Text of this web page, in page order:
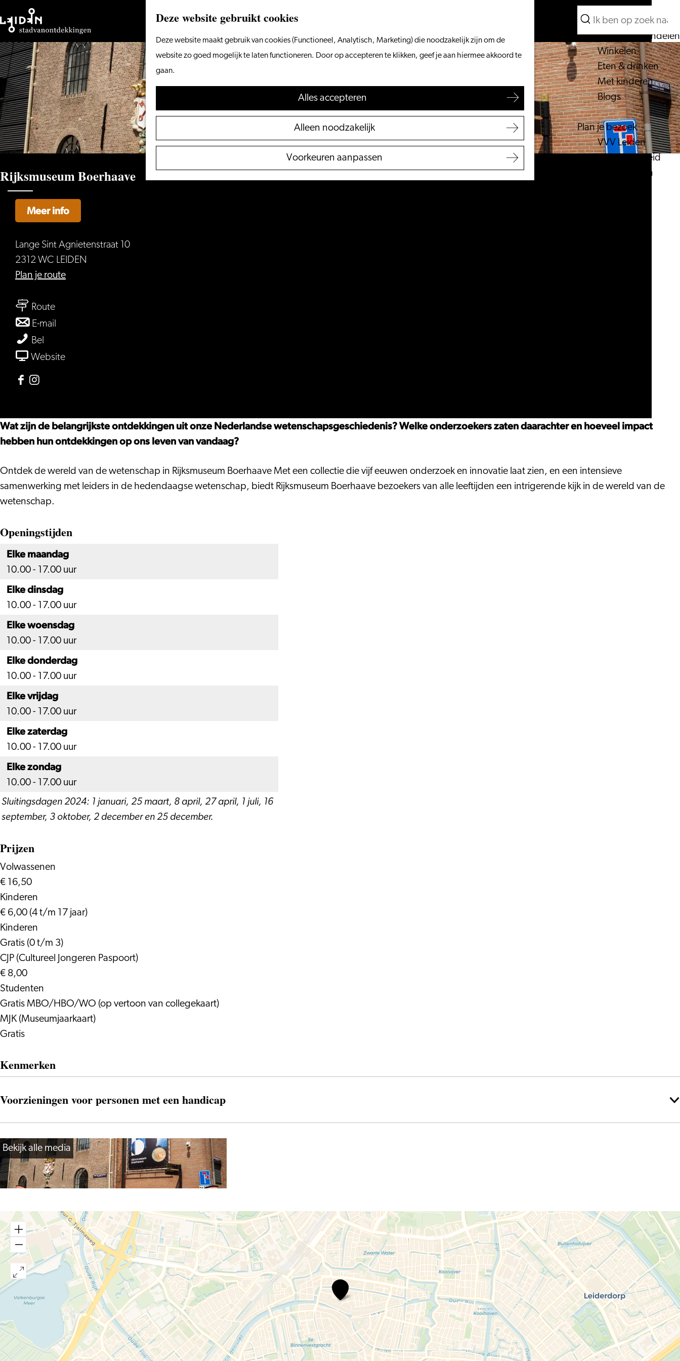
Deze website gebruikt cookies
Deze website maakt gebruik van cookies (Functioneel, Analytisch, Marketing) die noodzakelijk zijn om de
website zo goed mogelijk te laten functioneren. Door op accepteren te klikken, geef je aan hiermee akkoord te
gaan.
Alles accepteren
Alleen noodzakelijk
Voorkeuren aanpassen
Ga
naar
de
homepage
Menu
Zoeken
Wat te doen
Vanaf het water
Fietsen & wandelen
Winkelen
Eten & drinken
Met kinderen
Blogs
Plan je bezoek
VVV Leiden
Bereikbaarheid
Overnachten
Zoeken
Rijksmuseum Boerhaave
Lange Sint Agnietenstraat 10
2312 WC LEIDEN
Plan je routenaar
Routenaar
Rijksmuseum
E-mail
Boerhaave
Bel
Boerhaave
Websitevan
Facebook
Boerhaave
Instagram
Boerhaave
Meer info
Wat zijn de belangrijkste ontdekkingen uit onze Nederlandse wetenschapsgeschiedenis? Welke onderzoekers zaten daarachter en hoeveel impact
hebben hun ontdekkingen op ons leven van vandaag?
Ontdek de wereld van de wetenschap in Rijksmuseum Boerhaave Met een collectie die vijf eeuwen onderzoek en innovatie laat zien, en een intensieve
samenwerking met leiders in de hedendaagse wetenschap, biedt Rijksmuseum Boerhaave bezoekers van alle leeftijden een intrigerende kijk in de wereld van de
wetenschap.
Openingstijden
Elke maandag
10.00 - 17.00 uur
Elke dinsdag
10.00 - 17.00 uur
Elke woensdag
10.00 - 17.00 uur
Elke donderdag
10.00 - 17.00 uur
Elke vrijdag
10.00 - 17.00 uur
Elke zaterdag
10.00 - 17.00 uur
Elke zondag
10.00 - 17.00 uur
Sluitingsdagen 2024: 1 januari, 25 maart, 8 april, 27 april, 1 juli, 16
september, 3 oktober, 2 december en 25 december.
Prijzen
Volwassenen
€ 16,50
Kinderen
€ 6,00 (4 t/m 17 jaar)
Kinderen
Gratis (0 t/m 3)
CJP (Cultureel Jongeren Paspoort)
€ 8,00
Studenten
Gratis MBO/HBO/WO (op vertoon van collegekaart)
MJK (Museumjaarkaart)
Gratis
Kenmerken
Voorzieningen voor personen met een handicap
Bekijk alle media
Rijksmuseum
Boerhaave